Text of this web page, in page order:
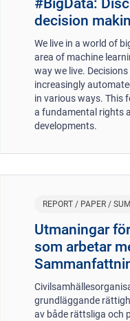
#BigData:
decision
We live in a world of
area of machine
way we live.
increasingly
in various ways. This
a fundamental rights
developments.
REPORT / PAPER /
Utmaningar
som arbetar
grundläggande
av både rättsliga och